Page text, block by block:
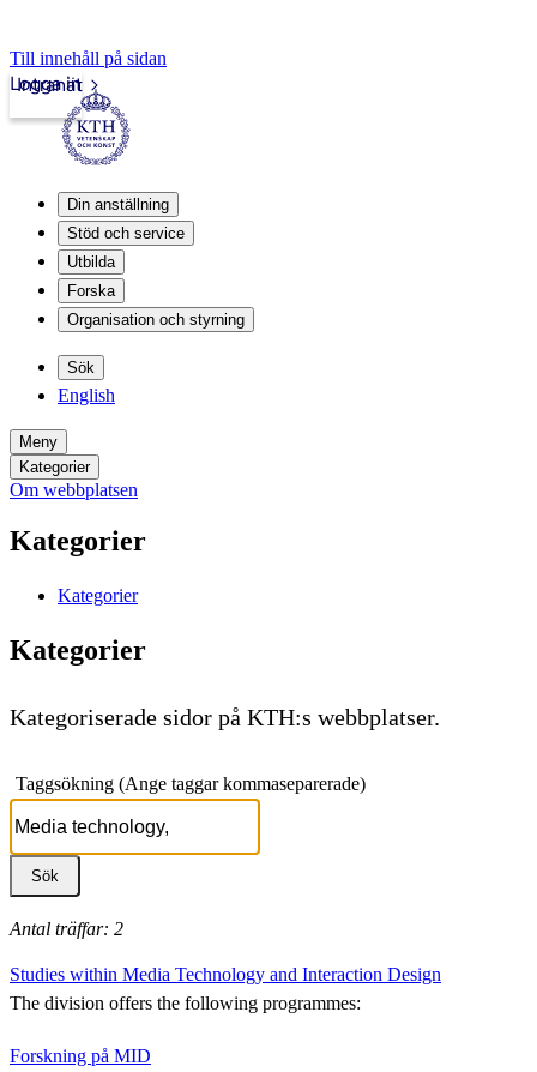
Till innehåll på sidan
Intranät
Logga in
Din anställning
Stöd och service
Utbilda
Forska
Organisation och styrning
Sök
English
Meny
Kategorier
Om webbplatsen
Kategorier
Kategorier
Kategorier
Kategoriserade sidor på KTH:s webbplatser.
Taggsökning (Ange taggar kommaseparerade)
Antal träffar: 2
Studies within Media Technology and Interaction Design
The division offers the following programmes:
Forskning på MID